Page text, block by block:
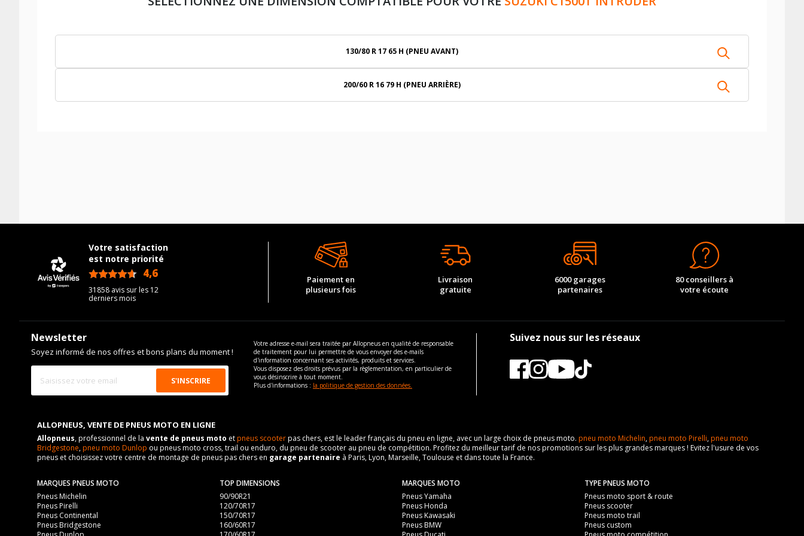
130/80 R 17 65 H (PNEU AVANT)
200/60 R 16 79 H (PNEU ARRIÈRE)
Votre satisfaction
est notre priorité
4,6
31858 avis sur les 12
derniers mois
Paiement en
plusieurs fois
Livraison
gratuite
6000 garages
partenaires
80 conseillers à
votre écoute
Newsletter
Soyez informé de nos offres et bons plans du moment !
Votre adresse e-mail sera traitée par Allopneus en qualité de responsable
de traitement pour lui permettre de vous envoyer des e-mails
d'information concernant ses activités, produits et services.
Vous disposez des droits prévus par la règlementation, en particulier de
vous désinscrire à tout moment.
Plus d'informations : la politique de gestion des données.
Suivez nous sur les réseaux
ALLOPNEUS, VENTE DE PNEUS MOTO EN LIGNE
Allopneus, professionnel de la vente de pneus moto etpneus scooterpas chers, est le leader français du pneu en ligne, avec un large choix de pneus moto. pneu moto Michelin,pneu moto Pirelli,pneu moto
Bridgestone,pneu moto Dunlop ou pneus moto cross, trail ou enduro, du pneu de scooter au pneu de compétition. Profitez du meilleur tarif de nos promotions sur les plus grandes marques ! Evitez l'usure de vos
pneus et choisissez votre centre de montage de pneus pas chers en garage partenaire à Paris, Lyon, Marseille, Toulouse et dans toute la France.
MARQUES PNEUS MOTO
Pneus Michelin
Pneus Pirelli
Pneus Continental
Pneus Bridgestone
TOP DIMENSIONS
90/90R21
120/70R17
150/70R17
160/60R17
MARQUES MOTO
Pneus Yamaha
Pneus Honda
Pneus Kawasaki
Pneus BMW
TYPE PNEUS MOTO
Pneus moto sport & route
Pneus scooter
Pneus moto trail
Pneus custom